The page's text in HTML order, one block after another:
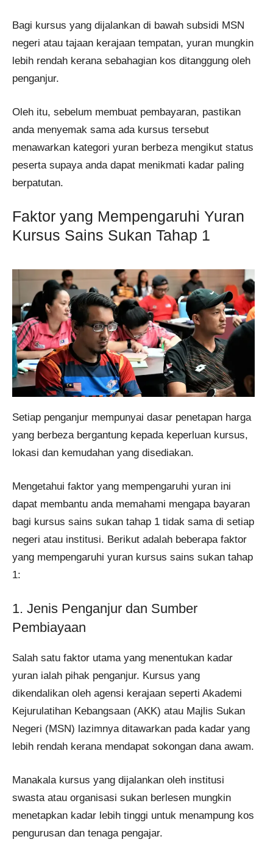
Bagi kursus yang dijalankan di bawah subsidi MSN
negeri atau tajaan kerajaan tempatan, yuran mungkin
lebih rendah kerana sebahagian kos ditanggung oleh
penganjur.
Oleh itu, sebelum membuat pembayaran, pastikan
anda menyemak sama ada kursus tersebut
menawarkan kategori yuran berbeza mengikut status
peserta supaya anda dapat menikmati kadar paling
berpatutan.
Faktor yang Mempengaruhi Yuran
Kursus Sains Sukan Tahap 1
Setiap penganjur mempunyai dasar penetapan harga
yang berbeza bergantung kepada keperluan kursus,
lokasi dan kemudahan yang disediakan.
Mengetahui faktor yang mempengaruhi yuran ini
dapat membantu anda memahami mengapa bayaran
bagi kursus sains sukan tahap 1 tidak sama di setiap
negeri atau institusi. Berikut adalah beberapa faktor
yang mempengaruhi yuran kursus sains sukan tahap
1:
1. Jenis Penganjur dan Sumber
Pembiayaan
Salah satu faktor utama yang menentukan kadar
yuran ialah pihak penganjur. Kursus yang
dikendalikan oleh agensi kerajaan seperti Akademi
Kejurulatihan Kebangsaan (AKK) atau Majlis Sukan
Negeri (MSN) lazimnya ditawarkan pada kadar yang
lebih rendah kerana mendapat sokongan dana awam.
Manakala kursus yang dijalankan oleh institusi
swasta atau organisasi sukan berlesen mungkin
menetapkan kadar lebih tinggi untuk menampung kos
pengurusan dan tenaga pengajar.